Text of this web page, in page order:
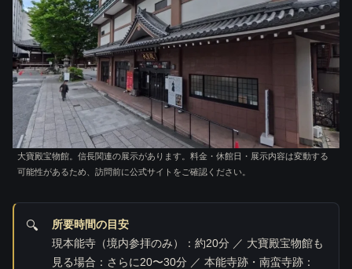
大寶殿宝物館。信長関連の展示があります。料金・休館日・展示内容は変動する
可能性があるため、訪問前に公式サイトをご確認ください。
所要時間の目安
現本能寺（境内参拝のみ）：約20分 ／ 大寶殿宝物館も
見る場合：さらに20〜30分 ／ 本能寺跡・南蛮寺跡：